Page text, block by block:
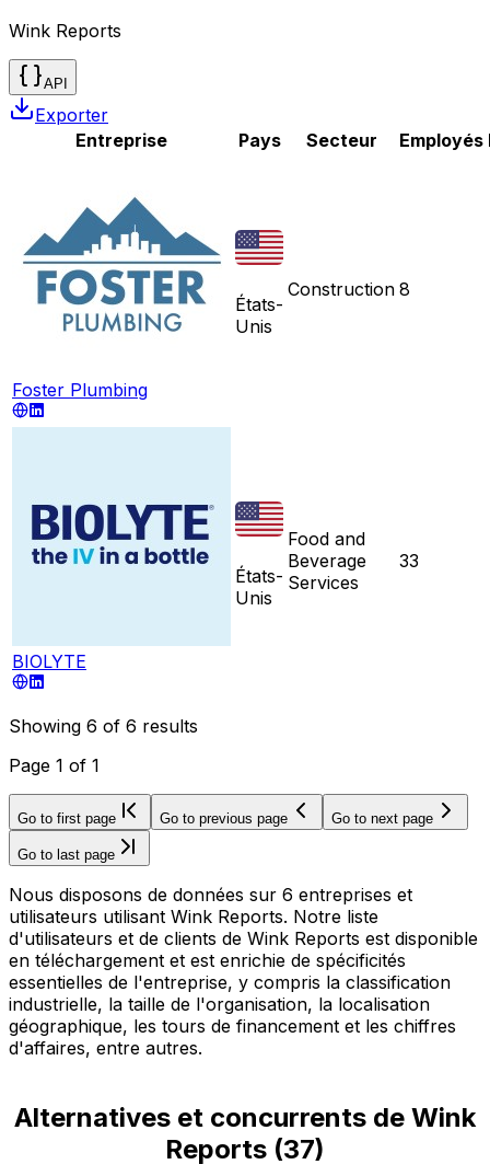
Wink Reports
API
Exporter
Entreprise
Pays Secteur Employés
Foster Plumbing
États-
Unis
Construction 8
BIOLYTE
États-
Unis
Food and
Beverage
Services
33
Showing 6 of 6 results
Page 1 of 1
Go to first page Go to previous page Go to next page
Go to last page
Nous disposons de données sur 6 entreprises et
utilisateurs utilisant Wink Reports. Notre liste
d'utilisateurs et de clients de Wink Reports est disponible
en téléchargement et est enrichie de spécificités
essentielles de l'entreprise, y compris la classification
industrielle, la taille de l'organisation, la localisation
géographique, les tours de financement et les chiffres
d'affaires, entre autres.
Alternatives et concurrents de Wink
Reports (37)